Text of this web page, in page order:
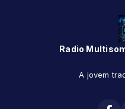
Radio
A jovem